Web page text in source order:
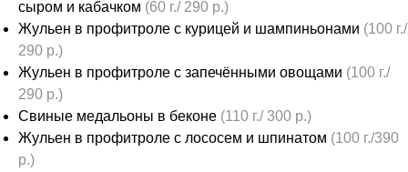
сыром и кабачком (60 г./ 290 р.)
Жульен в профитроле с курицей и шампиньонами (100 г./
290 р.)
Жульен в профитроле с запечёнными овощами (100 г./
290 р.)
Свиные медальоны в беконе (110 г./ 300 р.)
Жульен в профитроле с лососем и шпинатом (100 г./390
р.)